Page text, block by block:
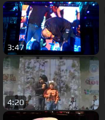
3:47
4:20